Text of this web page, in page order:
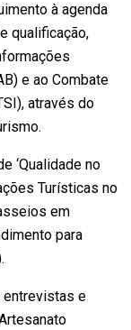
à agenda
qualificação,
e ao Combate
através do
‘Qualidade no
Turísticas no
em
para
entrevistas e